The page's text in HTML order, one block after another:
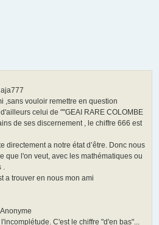
,sans vouloir remettre en question
celui de ""GEAI RARE COLOMBE
de ses discernement , le chiffre 666 est
directement a notre état d’être. Donc nous
que l'on veut, avec les mathématiques ou
.
a trouver en nous mon ami
C'est le chiffre "d'en bas"...